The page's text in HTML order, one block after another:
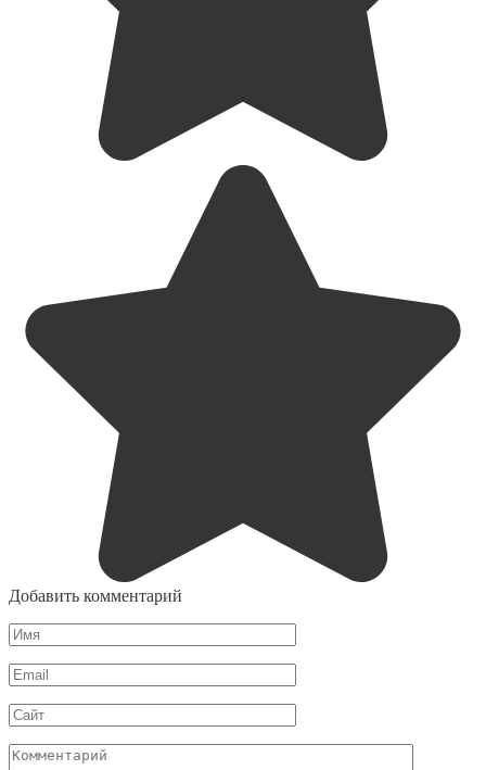
Добавить комментарий
Имя
*
Email
*
Сайт
Комментарий